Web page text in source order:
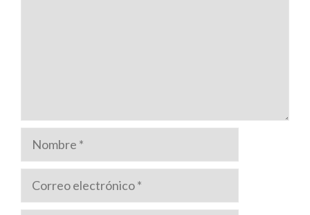
Nombre
Correo
electrónico